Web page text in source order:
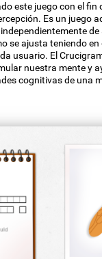
este juego con el fin
Es un juego
de
se ajusta teniendo en
usuario. El
nuestra mente y
cognitivas de una